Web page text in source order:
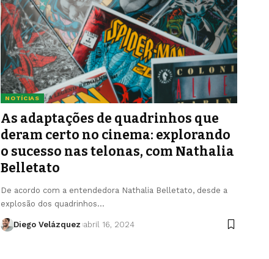
NOTÍCIAS
As adaptações de quadrinhos que
deram certo no cinema: explorando
o sucesso nas telonas, com Nathalia
Belletato
De acordo com a entendedora Nathalia Belletato, desde a
explosão dos quadrinhos…
Diego Velázquez abril 16, 2024